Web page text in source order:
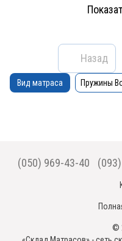
Назад
Вид матраса Пружины
(050) 969-43-40
©